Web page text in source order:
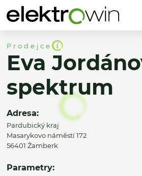
Prodejce
Eva
spektrum
Adresa:
Pardubický kraj
Masarykovo náměstí 172
56401 Žamberk
Parametry: